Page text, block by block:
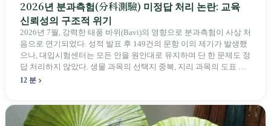
2026년 분과측험(分科測驗) 미정답 처리 논란: 교육
신뢰성의 구조적 위기
2026년 7월, 강력한 태풍 바위(Bavi)의 영향으로 분과측험이 사상 처
음으로 연기되었다. 성적 발표 후 149건의 문항 이의 제기가 발생했
으나, 대입시험센터는 모든 안을 원안대로 유지하며 단 한 문제도 정
답 처리하지 않았다. 생물 과목의 선택지 중복, 지리 과목의 도표 오
류 등에 대해 당국은 "답안 작성에 영향이 없다"라고만 답했다. 국회
12 분